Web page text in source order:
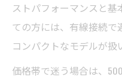
ゲーミングパ
プの選定
ゲーミングパ
鍵感
ストパフォーマンスと基
ての方には、有線接続で
コンパクトなモデルが扱
価格帯で迷う場合は、